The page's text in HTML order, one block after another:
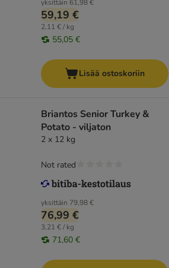
yksittäin 61,98 €
59,19 €
2,11 € / kg
55,05 €
Lisää ostoskoriin
Briantos Senior Turkey &
Potato - viljaton
2 x 12 kg
yksittäin 79,98 €
76,99 €
3,21 € / kg
71,60 €
Not rated